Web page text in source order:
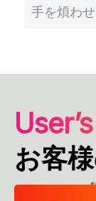
手を煩わ
お客